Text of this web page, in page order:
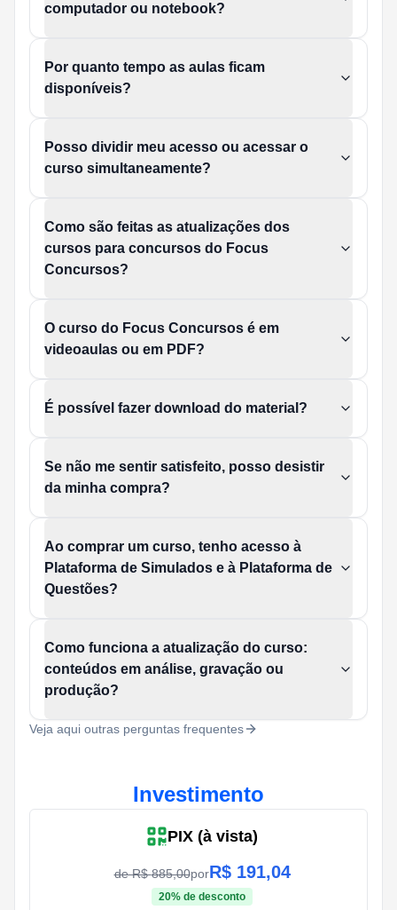
computador ou notebook?
Por quanto tempo as aulas ficam
disponíveis?
Posso dividir meu acesso ou acessar o
curso simultaneamente?
Como são feitas as atualizações dos
cursos para concursos do Focus
Concursos?
O curso do Focus Concursos é em
videoaulas ou em PDF?
É possível fazer download do material?
Se não me sentir satisfeito, posso desistir
da minha compra?
Ao comprar um curso, tenho acesso à
Plataforma de Simulados e à Plataforma de
Questões?
Como funciona a atualização do curso:
conteúdos em análise, gravação ou
produção?
Veja aqui outras perguntas frequentes
Investimento
PIX (à vista)
de R$885,00porR$ 191,04
20% de desconto